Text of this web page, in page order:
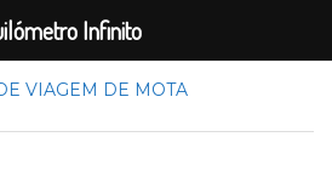
VIAGEM DE MOTA
Infinito